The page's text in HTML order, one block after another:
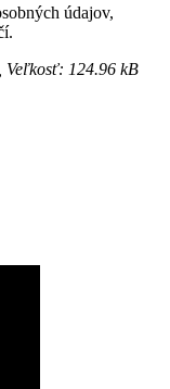
údajov,
Veľkosť: 124.96 kB